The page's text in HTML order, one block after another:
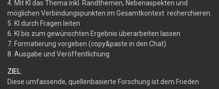
4. Mit KI das Thema inkl. Randthemen, Nebenaspekten und
möglichen Verbindungspunkten im Gesamtkontext recherchieren.
5. KI durch Fragen leiten
6. KI bis zum gewünschten Ergebnis überarbeiten lassen
7. Formatierung vorgeben (copy&paste in den Chat)
8. Ausgabe und Veröffentlichung
ZIEL:
Diese umfassende, quellenbasierte Forschung ist dem Frieden